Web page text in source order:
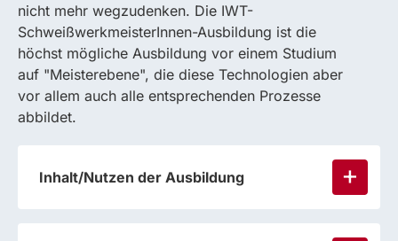
nicht mehr wegzudenken. Die IWT-
SchweißwerkmeisterInnen-Ausbildung ist die
höchst mögliche Ausbildung vor einem Studium
auf "Meisterebene", die diese Technologien aber
vor allem auch alle entsprechenden Prozesse
abbildet.
Inhalt/Nutzen der Ausbildung